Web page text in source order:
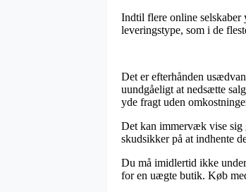
Indtil flere online selskaber
leveringstype, som i de
Det er efterhånden
uundgåeligt at nedsætte
yde fragt uden
Det kan immervæk vise sig
skudsikker på at indhente
Du må imidlertid ikke
for en uægte butik. Køb